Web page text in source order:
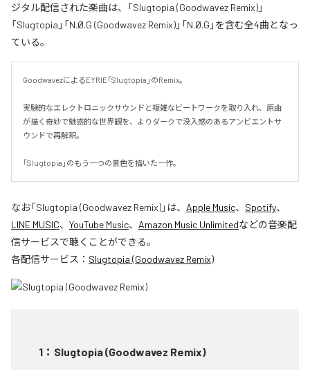
ジタル配信された楽曲は、「Slugtopia (Goodwavez Remix)」
「Slugtopia」「N.Ø.G (Goodwavez Remix)」「N.Ø.G」を含む全4曲となっ
ている。
GoodwavezによるEYRIE「Slugtopia」のRemix。
実験的なエレクトロニックサウンドと複雑なビートワークを取り入れ、原曲
が描く奇妙で魅惑的な世界観を、よりダークで没入感のあるアンビエントサ
ウンドで再解釈。
「Slugtopia」のもう一つの景色を描いた一作。
なお「Slugtopia (Goodwavez Remix)」は、 Apple Music、 Spotify、
LINE MUSIC、 YouTube Music、 Amazon Music Unlimitedなどの音楽配
信サービスで聴くことができる。
各配信サービス： Slugtopia (Goodwavez Remix)
1 ： Slugtopia (Goodwavez Remix)